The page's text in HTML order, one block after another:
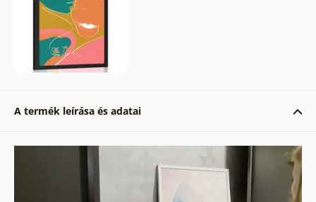
A termék leírása és adatai